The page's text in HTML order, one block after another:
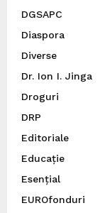
DGSAPC
Diaspora
Diverse
Dr. Ion I. Jinga
Droguri
DRP
Editoriale
Educație
Esențial
EUROfonduri